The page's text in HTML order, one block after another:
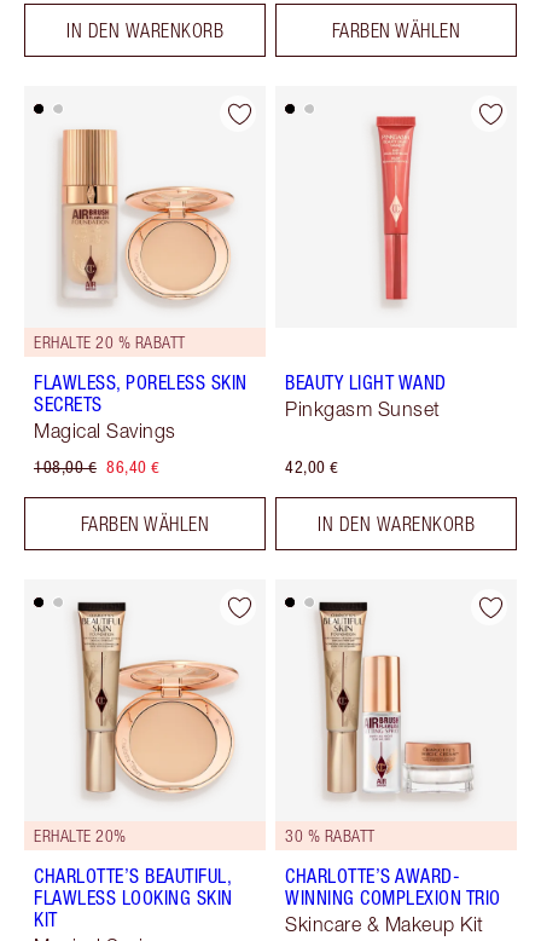
IN DEN WARENKORB FARBEN WÄHLEN
ERHALTE 20 % RABATT
FLAWLESS, PORELESS SKIN
SECRETS
Magical Savings
108,00 € 86,40 €
FARBEN WÄHLEN
BEAUTY LIGHT WAND
Pinkgasm Sunset
42,00 €
IN DEN WARENKORB
ERHALTE 20%
CHARLOTTE’S BEAUTIFUL,
FLAWLESS LOOKING SKIN
KIT
30 % RABATT
CHARLOTTE’S AWARD-
WINNING COMPLEXION TRIO
Skincare & Makeup Kit